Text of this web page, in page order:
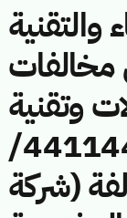
والتقنية
مخالفات
وتقنية
المعلومات رقم (44114433/
(شركة